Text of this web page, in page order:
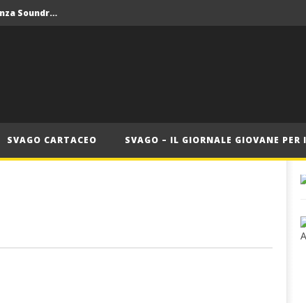
Crolla il monopolio Siae con alleanza Soundreef – LEA
Crolla il monopolio Siae con alleanza Soundreef – LEA
SVAGO CARTACEO SVAGO – IL GIORNALE GIOVANE PER